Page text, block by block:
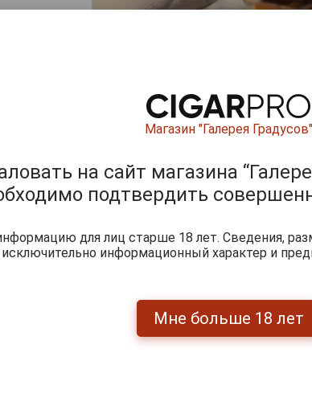
Магазин "Галерея Градусов"
на сайт магазина
подтвердить
для лиц старше 18 лет. Сведения,
информационный характер и
Мне больше 18 лет